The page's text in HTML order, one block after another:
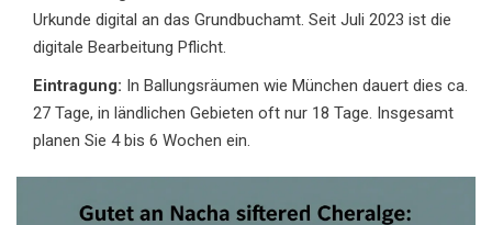
Urkunde digital an das Grundbuchamt. Seit Juli 2023 ist die
digitale Bearbeitung Pflicht.
Eintragung: In Ballungsräumen wie München dauert dies ca.
27 Tage, in ländlichen Gebieten oft nur 18 Tage. Insgesamt
planen Sie 4 bis 6 Wochen ein.